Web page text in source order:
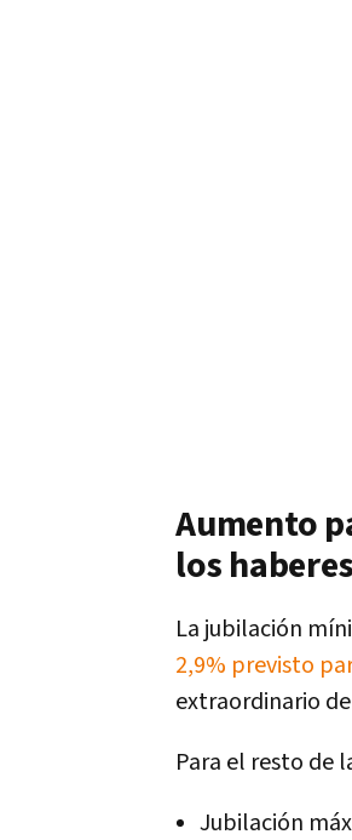
Aumento
los haberes
La jubilación
2,9% previsto
extraordinario
Para el resto de
Jubilación